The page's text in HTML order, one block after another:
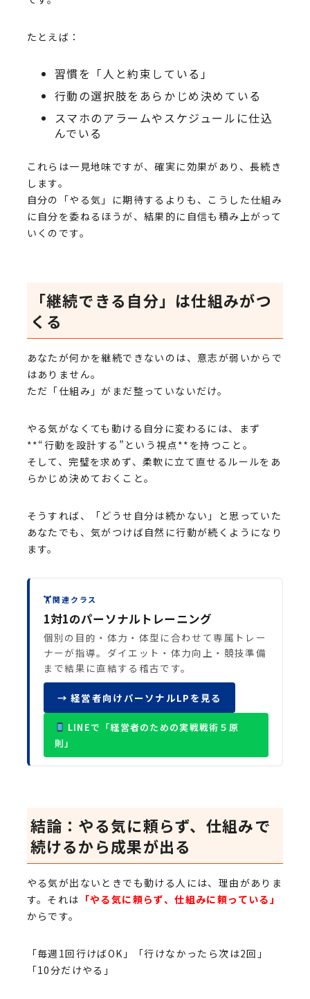
たとえば：
習慣を「人と約束している」
行動の選択肢をあらかじめ決めている
スマホのアラームやスケジュールに仕込
んでいる
これらは一見地味ですが、確実に効果があり、長続き
します。
自分の「やる気」に期待するよりも、こうした仕組み
に自分を委ねるほうが、結果的に自信も積み上がって
いくのです。
「継続できる自分」は仕組みがつ
くる
あなたが何かを継続できないのは、意志が弱いからで
はありません。
ただ「仕組み」がまだ整っていないだけ。
やる気がなくても動ける自分に変わるには、まず
**“行動を設計する”という視点**を持つこと。
そして、完璧を求めず、柔軟に立て直せるルールをあ
らかじめ決めておくこと。
そうすれば、「どうせ自分は続かない」と思っていた
あなたでも、気がつけば自然に行動が続くようになり
ます。
🏋関連クラス
1対1のパーソナルトレーニング
個別の目的・体力・体型に合わせて専属トレー
ナーが指導。ダイエット・体力向上・競技準備
まで結果に直結する稽古です。
→ 経営者向けパーソナルLPを見る
LINEで「経営者のための実戦戦術５原
則」
結論：やる気に頼らず、仕組みで
続けるから成果が出る
やる気が出ないときでも動ける人には、理由がありま
す。それは 「やる気に頼らず、仕組みに頼っている」
からです。
「毎週1回行けばOK」「行けなかったら次は2回」
「10分だけやる」